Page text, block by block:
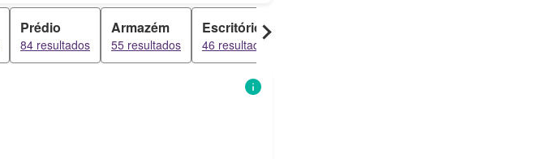
Prédio
84 resultados
Armazém
55 resultados
Escritório
46 resultados